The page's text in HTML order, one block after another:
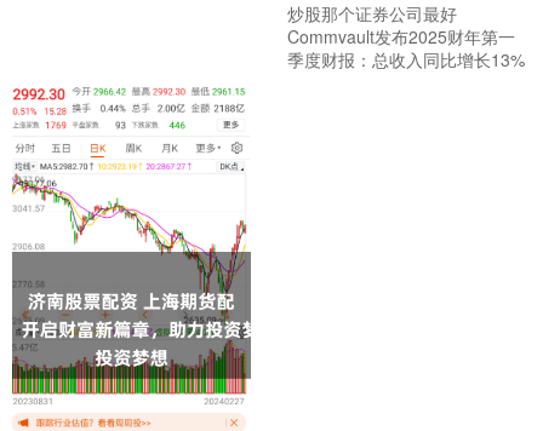
炒股那个证券公司最好
Commvault发布2025财年第一
季度财报：总收入同比增长13%